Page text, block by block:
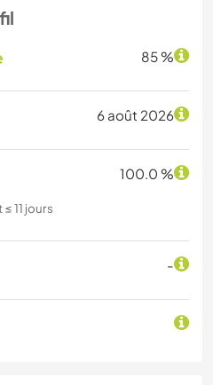
85 %
6 août 2026
100.0 %
11 jours
-